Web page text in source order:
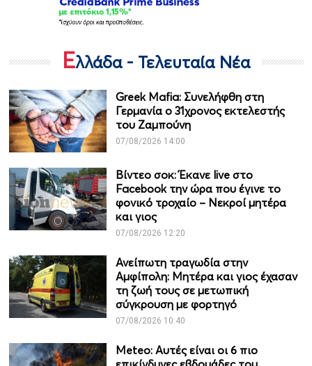
Ελλάδα - Τελευταία Νέα
Greek Mafia: Συνελήφθη στη
Γερμανία ο 31χρονος εκτελεστής
του Ζαμπούνη
07/08/2026 14:00
Βίντεο σοκ: Έκανε live στο
Facebook την ώρα που έγινε το
φονικό τροχαίο – Νεκροί μητέρα
και γιος
07/08/2026 12:20
Ανείπωτη τραγωδία στην
Αμφίπολη: Μητέρα και γιος έχασαν
τη ζωή τους σε μετωπική
σύγκρουση με φορτηγό
07/08/2026 10:40
Meteo: Aυτές είναι οι 6 πιο